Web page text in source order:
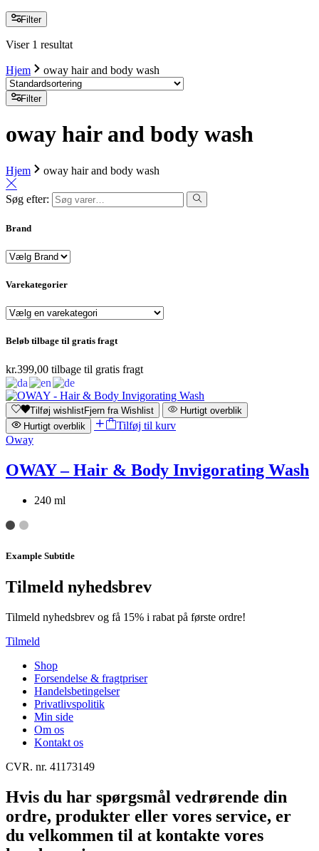
Filter
Viser 1 resultat
Hjem oway hair and body wash
Filter
oway hair and body wash
Hjem oway hair and body wash
Søg efter:
Brand
Varekategorier
Beløb tilbage til gratis fragt
kr.399,00 tilbage til gratis fragt
Tilføj wishlistFjern fra Wishlist
Hurtigt overblik
Hurtigt overblik
Tilføj til kurv
Oway
OWAY – Hair & Body Invigorating Wash
240 ml
Example Subtitle
Tilmeld nyhedsbrev
Tilmeld nyhedsbrev og få 15% i rabat på første ordre!
Tilmeld
Shop
Forsendelse & fragtpriser
Handelsbetingelser
Privatlivspolitik
Min side
Om os
Kontakt os
CVR. nr. 41173149
Hvis du har spørgsmål vedrørende din
ordre, produkter eller vores service, er
du velkommen til at kontakte vores